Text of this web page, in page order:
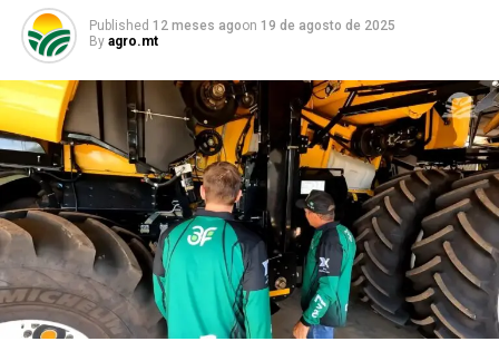
Published 12 meses agoon 19 de agosto de 2025
By agro.mt